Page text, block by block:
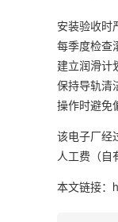
安装验收时
每季度检查
建立润滑计
保持导轨清
操作时避免
该电子厂经
人工费（自
本文链接：